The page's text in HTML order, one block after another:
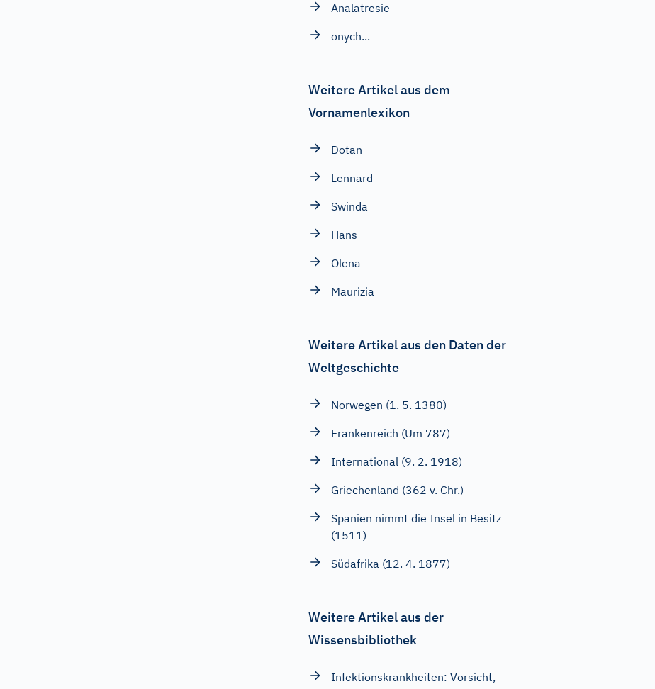
Analatresie
onych...
Weitere Artikel aus dem
Vornamenlexikon
Dotan
Lennard
Swinda
Hans
Olena
Maurizia
Weitere Artikel aus den Daten der
Weltgeschichte
Norwegen (1. 5. 1380)
Frankenreich (Um 787)
International (9. 2. 1918)
Griechenland (362 v. Chr.)
Spanien nimmt die Insel in Besitz
(1511)
Südafrika (12. 4. 1877)
Weitere Artikel aus der
Wissensbibliothek
Infektionskrankheiten: Vorsicht,